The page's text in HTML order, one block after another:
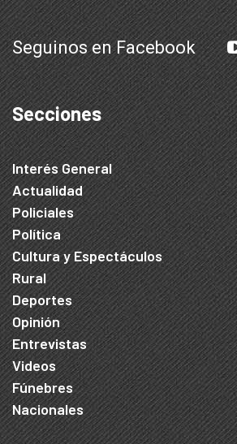
Seguinos en Facebook
Secciones
Interés General
Actualidad
Policiales
Política
Cultura y Espectáculos
Rural
Deportes
Opinión
Entrevistas
Videos
Fúnebres
Nacionales